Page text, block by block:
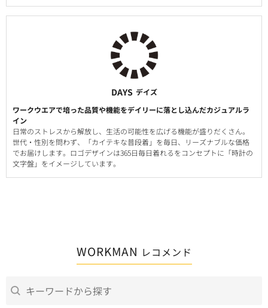
DAYS デイズ
ワークウエアで培った品質や機能をデイリーに落とし込んだカジュアルラ
イン
日常のストレスから解放し、生活の可能性を広げる機能が盛りだくさん。
世代・性別を問わず、「カイテキな普段着」を毎日、リーズナブルな価格
でお届けします。ロゴデザインは365日毎日着れるをコンセプトに「時計の
文字盤」をイメージしています。
WORKMAN レコメンド